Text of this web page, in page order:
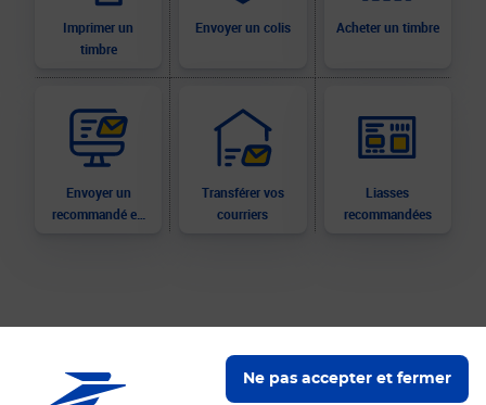
Ne pas accepter et fermer
Imprimer un
timbre
Envoyer un colis Acheter un timbre
Envoyer un
recommandé en
Transférer vos
courriers
Liasses
recommandées
Nos engagements